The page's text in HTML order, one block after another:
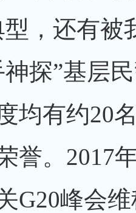
，还有被
探”基层
均有约20
誉。2017
G20峰会